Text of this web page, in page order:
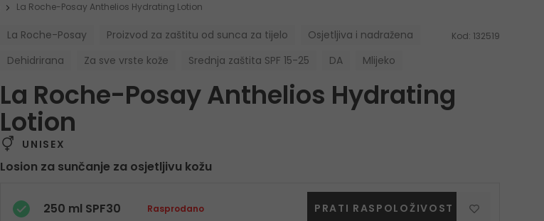
La Roche-Posay Anthelios Hydrating Lotion
La Roche-Posay Proizvod za zaštitu od sunca za tijelo
Osjetljiva i nadražena
Dehidrirana
Za sve vrste kože Srednja zaštita SPF 15-25 DA Mlijeko
Kod: 132519
La Roche-Posay Anthelios Hydrating
Lotion
UNISEX
Losion za sunčanje za osjetljivu kožu
250 ml SPF30 Rasprodano PRATI RASPOLOŽIVOST